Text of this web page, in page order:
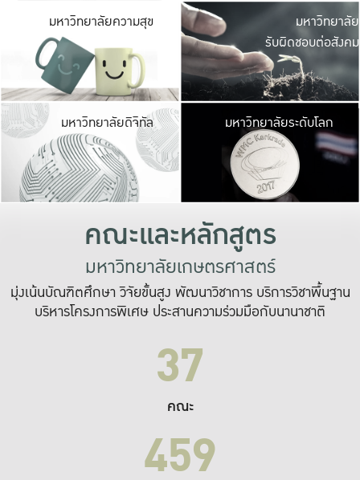
มหาวิทยาลัยความสุข มหาวิ
ค
เปิดประ
และพบเรื่องราวใ
มหาวิทยาลัย
รับผิดชอบต่อสังคม
มหาวิทยาลัยดิจิทัล มหาวิ
เปลี่ยนแปลง แล
เพื่อทำง
ระบบสารสนเทศ
มหาวิทยาลัยระดับโลก
คณะและหลักสูตร
มหาวิทยาลัยเกษตรศาสตร์
มุ่งเน้นบัณฑิตศึกษา วิจัยขั้นสูง พัฒนาวิชาการ บริการวิชาพื้นฐาน
บริหารโครงการพิเศษ ประสานความร่วมมือกับนานาชาติ
37
คณะ
459